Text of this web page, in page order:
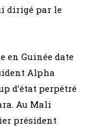
dirigé par le
en Guinée date
Alpha
d’état perpétré
Au Mali
président